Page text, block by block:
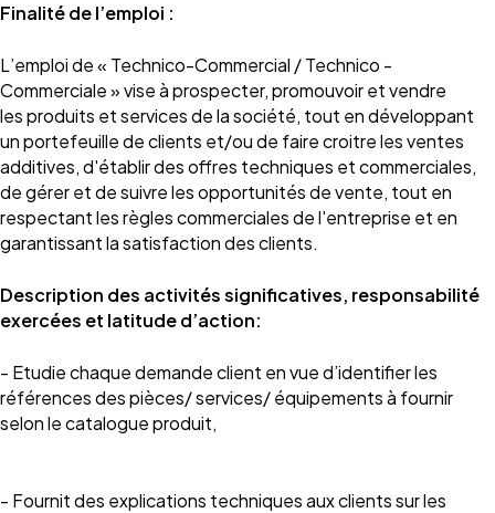
Finalité de l’emploi :
L’emploi de « Technico-Commercial / Technico -
Commerciale » vise à prospecter, promouvoir et vendre
les produits et services de la société, tout en développant
un portefeuille de clients et/ou de faire croitre les ventes
additives, d'établir des offres techniques et commerciales,
de gérer et de suivre les opportunités de vente, tout en
respectant les règles commerciales de l'entreprise et en
garantissant la satisfaction des clients.
Description des activités significatives, responsabilité
exercées et latitude d’action:
- Etudie chaque demande client en vue d’identifier les
références des pièces/ services/ équipements à fournir
selon le catalogue produit,
- Fournit des explications techniques aux clients sur les